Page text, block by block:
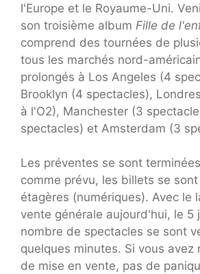
l'Europe et le Royaume-Uni.
son troisième album Fille de
comprend des tournées de
tous les marchés nord-
prolongés à Los Angeles (4
Brooklyn (4 spectacles),
à l'O2), Manchester (3
spectacles) et Amsterdam (3
Les préventes se sont
comme prévu, les billets se
étagères (numériques). Avec le
vente générale aujourd'hui, le 5
nombre de spectacles se sont
quelques minutes. Si vous avez
de mise en vente, pas de